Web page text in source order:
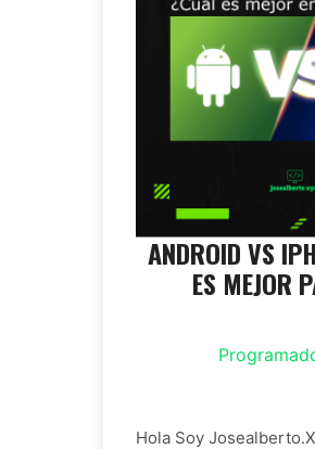
ANDROID VS
ES MEJOR
Hola Soy